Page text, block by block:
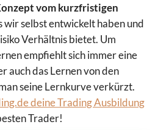
vom kurzfristigen
wir selbst entwickelt haben und
Verhältnis bietet. Um
empfiehlt sich immer eine
auch das Lernen von den
seine Lernkurve verkürzt.
deine Trading Ausbildung
Trader!